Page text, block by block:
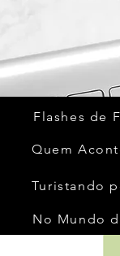
Flashes de
Turistando